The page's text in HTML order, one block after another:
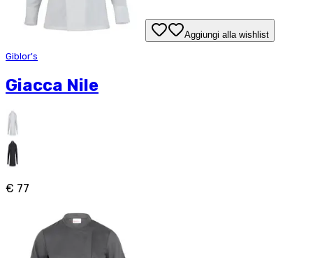
Aggiungi alla wishlist
Giblor's
Giacca Nile
€ 77